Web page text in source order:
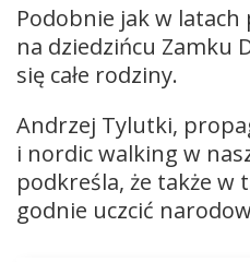
Podobnie jak w
na dziedzińcu Zamku
się całe rodziny.
Andrzej Tylutki,
i nordic walking w
podkreśla, że także w
godnie uczcić